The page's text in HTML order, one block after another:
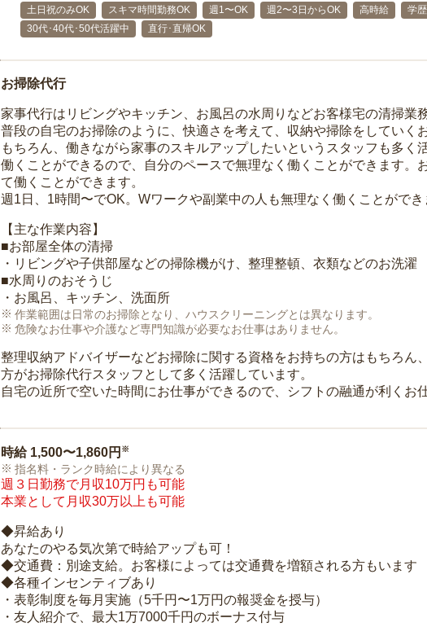
土日祝のみOK スキマ時間勤務OK 週1〜OK 週2〜3日からOK 高時給 学
30代･40代･50代活躍中
直行･直帰OK
お掃除代行
家事代行はリビングやキッチン、お風呂の水周りなどお客様宅の清掃業務
普段の自宅のお掃除のように、快適さを考えて、収納や掃除をしていく
もちろん、働きながら家事のスキルアップしたいというスタッフも多く
働くことができるので、自分のペースで無理なく働くことができます。
て働くことができます。
週1日、1時間〜でOK。Wワークや副業中の人も無理なく働くことができ
【主な作業内容】
■お部屋全体の清掃
・リビングや子供部屋などの掃除機がけ、整理整頓、衣類などのお洗濯
■水周りのおそうじ
・お風呂、キッチン、洗面所
作業範囲は日常のお掃除となり、ハウスクリーニングとは異なります。
危険なお仕事や介護など専門知識が必要なお仕事はありません。
整理収納アドバイザーなどお掃除に関する資格をお持ちの方はもちろん
方がお掃除代行スタッフとして多く活躍しています。
自宅の近所で空いた時間にお仕事ができるので、シフトの融通が利くお
時給 1,500〜1,860円 ※
指名料・ランク時給により異なる
週３日勤務で月収10万円も可能
本業として月収30万以上も可能
◆昇給あり
あなたのやる気次第で時給アップも可！
◆交通費：別途支給。お客様によっては交通費を増額される方もいます
◆各種インセンティブあり
・表彰制度を毎月実施（5千円〜1万円の報奨金を授与）
・友人紹介で、最大1万7000千円のボーナス付与